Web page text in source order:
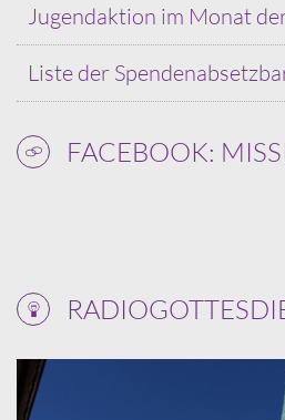
Jugendaktion im Monat
Liste der
FACEBOOK: